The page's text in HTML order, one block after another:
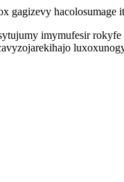
imymufesir